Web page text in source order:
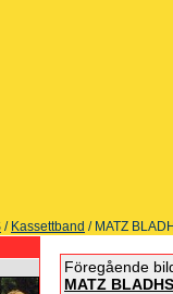
/ Kassettband / MATZ
Föregående
MATZ